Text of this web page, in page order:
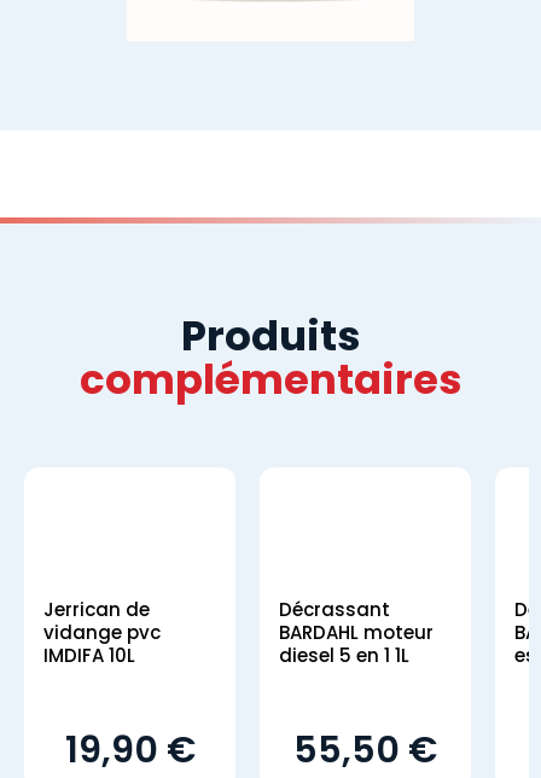
Produits
complémentaires
Jerrican de
vidange pvc
IMDIFA 10L
19,90 €
Décrassant
BARDAHL moteur
diesel 5 en 1 1L
55,50 €